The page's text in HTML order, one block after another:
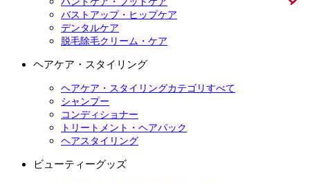
バストアップ・ヒップケア
デンタルケア
脱毛除毛クリーム・ケア
ヘアケア・スタイリング
ヘアケア・スタイリングカテゴリすべて
シャンプー
コンディショナー
トリートメント・ヘアパック
ヘアスタイリング
ビューティーグッズ